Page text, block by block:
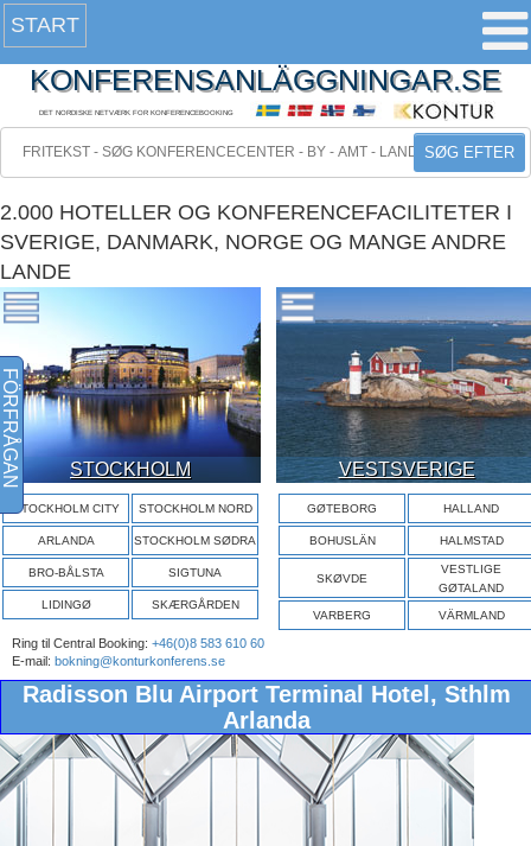
START
KONFERENSANLÄGGNINGAR.SE
DET NORDISKE NETVÆRK FOR KONFERENCEBOOKING
SØG EFTER
2.000 HOTELLER OG KONFERENCEFACILITETER I
SVERIGE, DANMARK, NORGE OG MANGE ANDRE
LANDE
STOCKHOLM
STOCKHOLM CITY STOCKHOLM NORD
ARLANDA STOCKHOLM SØDRA
BRO-BÅLSTA SIGTUNA
LIDINGØ SKÆRGÅRDEN
VESTSVERIGE
GØTEBORG HALLAND
BOHUSLÄN HALMSTAD
SKØVDE
VESTLIGE
GØTALAND
VARBERG VÄRMLAND
Ring til Central Booking: +46(0)8 583 610 60
E-mail: bokning@konturkonferens.se
Radisson Blu Airport Terminal Hotel, Sthlm
Arlanda
FÖRFRÅGAN